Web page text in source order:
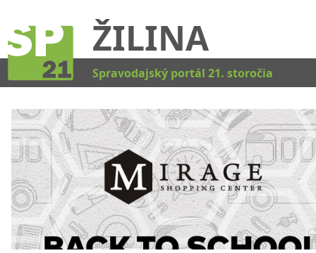
ŽILINA
Spravodajský portál 21. storočia